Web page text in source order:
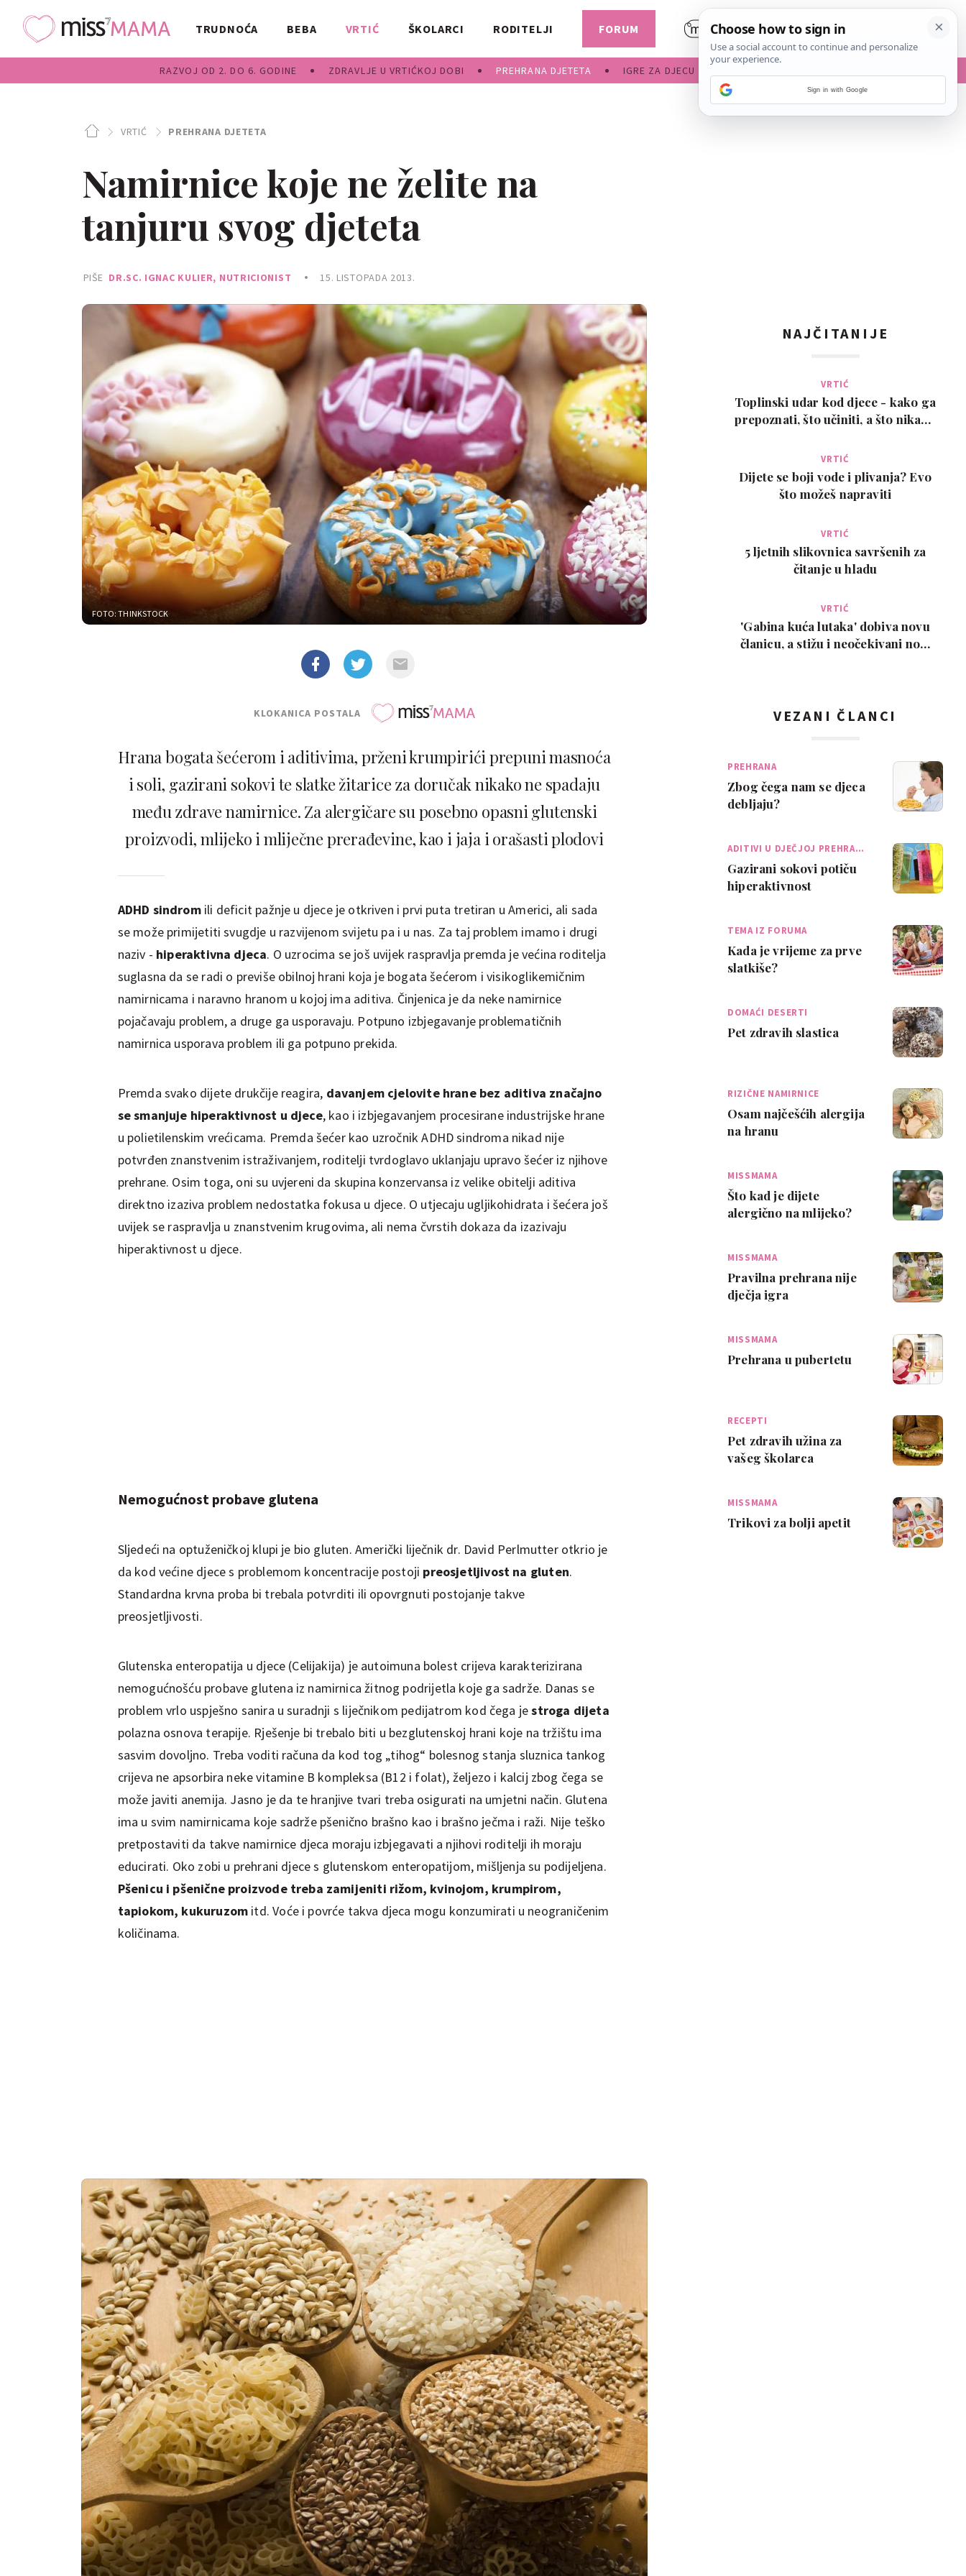
TRUDNOĆA BEBA VRTIĆ
RAZVOJ OD 2. DO 6. GODINE ZDRAVLJE U VRTIĆKOJ DOBI PREHRANA DJETETA IGRE ZA DJECU
ŠKOLARCI RODITELJI FORUM
VRTIĆ PREHRANA DJETETA
Namirnice koje ne želite na
tanjuru svog djeteta
PIŠE DR.SC. IGNAC KULIER, NUTRICIONIST 15. LISTOPADA 2013.
FOTO: THINKSTOCK
KLOKANICA POSTALA
Hrana bogata šećerom i aditivima, prženi krumpirići prepuni masnoća
i soli, gazirani sokovi te slatke žitarice za doručak nikako ne spadaju
među zdrave namirnice. Za alergičare su posebno opasni glutenski
proizvodi, mlijeko i mliječne prerađevine, kao i jaja i orašasti plodovi
ADHD sindromili deficit pažnje u djece je otkriven i prvi puta tretiran u Americi, ali sada
se može primijetiti svugdje u razvijenom svijetu pa i u nas. Za taj problem imamo i drugi
naziv - hiperaktivna djeca. O uzrocima se još uvijek raspravlja premda je većina roditelja
suglasna da se radi o previše obilnoj hrani koja je bogata šećerom i visikoglikemičnim
namirnicama i naravno hranom u kojoj ima aditiva. Činjenica je da neke namirnice
pojačavaju problem, a druge ga usporavaju. Potpuno izbjegavanje problematičnih
namirnica usporava problem ili ga potpuno prekida.
Premda svako dijete drukčije reagira, davanjem cjelovite hrane bez aditiva značajno
se smanjuje hiperaktivnost u djece, kao i izbjegavanjem procesirane industrijske hrane
u polietilenskim vrećicama. Premda šećer kao uzročnik ADHD sindroma nikad nije
potvrđen znanstvenim istraživanjem, roditelji tvrdoglavo uklanjaju upravo šećer iz njihove
prehrane. Osim toga, oni su uvjereni da skupina konzervansa iz velike obitelji aditiva
direktno izaziva problem nedostatka fokusa u djece. O utjecaju ugljikohidrata i šećera još
uvijek se raspravlja u znanstvenim krugovima, ali nema čvrstih dokaza da izazivaju
hiperaktivnost u djece.
Nemogućnost probave glutena
Sljedeći na optuženičkoj klupi je bio gluten. Američki liječnik dr. David Perlmutter otkrio je
da kod većine djece s problemom koncentracije postoji preosjetljivost na gluten.
Standardna krvna proba bi trebala potvrditi ili opovrgnuti postojanje takve
preosjetljivosti.
Glutenska enteropatija u djece (Celijakija) je autoimuna bolest crijeva karakterizirana
nemogućnošću probave glutena iz namirnica žitnog podrijetla koje ga sadrže. Danas se
problem vrlo uspješno sanira u suradnji s liječnikom pedijatrom kod čega jestroga dijeta
polazna osnova terapije. Rješenje bi trebalo biti u bezglutenskoj hrani koje na tržištu ima
sasvim dovoljno. Treba voditi računa da kod tog „tihog“ bolesnog stanja sluznica tankog
crijeva ne apsorbira neke vitamine B kompleksa (B12 i folat), željezo i kalcij zbog čega se
može javiti anemija. Jasno je da te hranjive tvari treba osigurati na umjetni način. Glutena
ima u svim namirnicama koje sadrže pšenično brašno kao i brašno ječma i raži. Nije teško
pretpostaviti da takve namirnice djeca moraju izbjegavati a njihovi roditelji ih moraju
educirati. Oko zobi u prehrani djece s glutenskom enteropatijom, mišljenja su podijeljena.
Pšenicu i pšenične proizvode treba zamijeniti rižom, kvinojom, krumpirom,
tapiokom, kukuruzom itd. Voće i povrće takva djeca mogu konzumirati u neograničenim
količinama.
NAJČITANIJE
VRTIĆ
Toplinski udar kod djece - kako ga
prepoznati, što učiniti, a što nikako
VRTIĆ
Dijete se boji vode i plivanja? Evo
što možeš napraviti
VRTIĆ
5 ljetnih slikovnica savršenih za
čitanje u hladu
VRTIĆ
'Gabina kuća lutaka' dobiva novu
članicu, a stižu i neočekivani novi
VEZANI ČLANCI
PREHRANA
Zbog čega nam se djeca
debljaju?
ADITIVI U DJEČJOJ PREHRA…
Gazirani sokovi potiču
hiperaktivnost
TEMA IZ FORUMA
Kada je vrijeme za prve
slatkiše?
DOMAĆI DESERTI
Pet zdravih slastica
RIZIČNE NAMIRNICE
Osam najčešćih alergija
na hranu
MISSMAMA
Što kad je dijete
alergično na mlijeko?
MISSMAMA
Pravilna prehrana nije
dječja igra
MISSMAMA
Prehrana u pubertetu
RECEPTI
Pet zdravih užina za
vašeg školarca
MISSMAMA
Trikovi za bolji apetit
Sign in with Google